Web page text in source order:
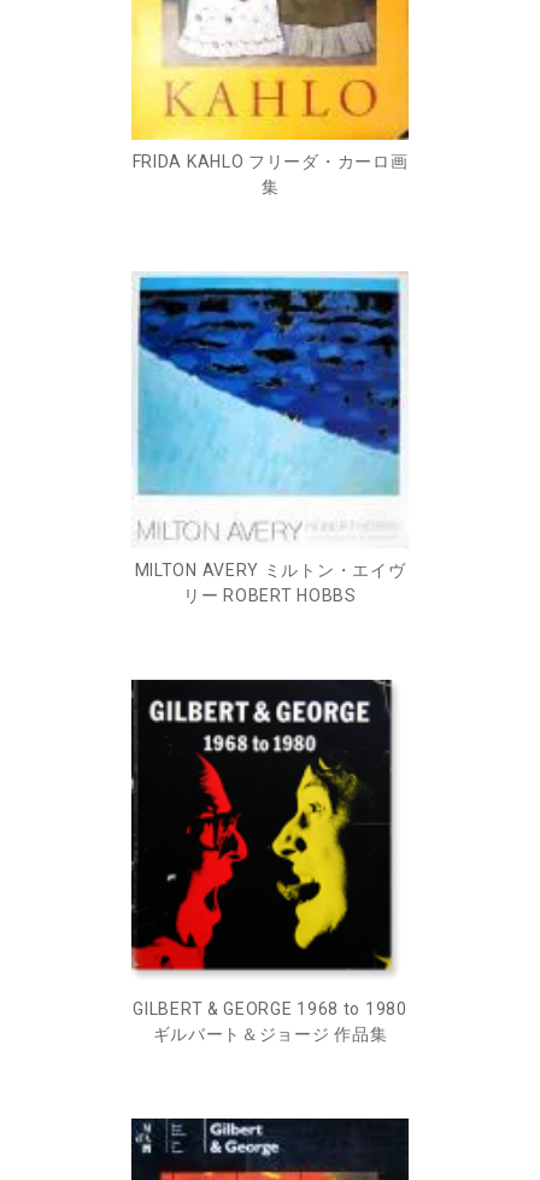
FRIDA KAHLO フリーダ・カーロ画
集
MILTON AVERY ミルトン・エイヴ
リー ROBERT HOBBS
GILBERT & GEORGE 1968 to 1980
ギルバート＆ジョージ 作品集